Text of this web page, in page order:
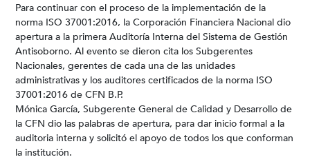
Para continuar con el proceso de la implementación de la
norma ISO 37001:2016, la Corporación Financiera Nacional dio
apertura a la primera Auditoría Interna del Sistema de Gestión
Antisoborno. Al evento se dieron cita los Subgerentes
Nacionales, gerentes de cada una de las unidades
administrativas y los auditores certificados de la norma ISO
37001:2016 de CFN B.P.
Mónica García, Subgerente General de Calidad y Desarrollo de
la CFN dio las palabras de apertura, para dar inicio formal a la
auditoria interna y solicitó el apoyo de todos los que conforman
la institución.